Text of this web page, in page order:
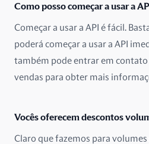
Nova Zelândia
Omã
Como posso começar a usar a
Começar a usar a API é fácil.
poderá começar a usar a API
também pode entrar em contato
vendas para obter mais
Vocês oferecem descontos
Claro que fazemos para